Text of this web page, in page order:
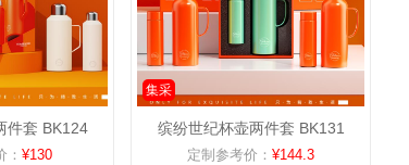
件套 BK124
¥130
集采
缤纷世纪杯壶两件套 BK131
定制参考价： ¥144.3